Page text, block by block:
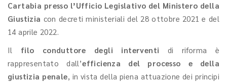
Cartabia presso l’Ufficio Legislativo del Ministero della
Giustizia con decreti ministeriali del 28 ottobre 2021 e del
14 aprile 2022.
Il filo conduttore degli interventi di riforma è
rappresentato dall’efficienza del processo e della
giustizia penale, in vista della piena attuazione dei principi